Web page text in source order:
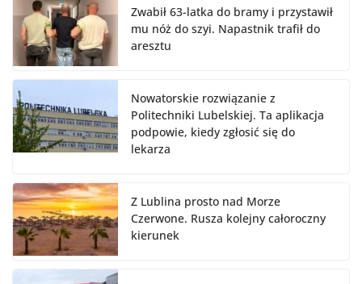
Zwabił 63-latka do bramy i przystawił
mu nóż do szyi. Napastnik trafił do
aresztu
Nowatorskie rozwiązanie z
Politechniki Lubelskiej. Ta aplikacja
podpowie, kiedy zgłosić się do
lekarza
Z Lublina prosto nad Morze
Czerwone. Rusza kolejny całoroczny
kierunek